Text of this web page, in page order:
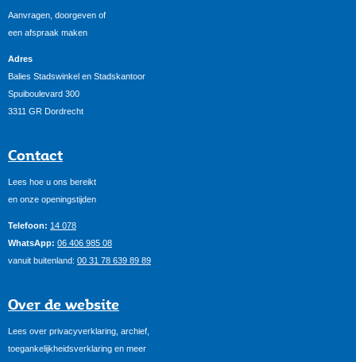
Aanvragen, doorgeven of
een afspraak maken
Adres
Balies Stadswinkel en Stadskantoor
Spuiboulevard 300
3311 GR Dordrecht
Contact
Lees hoe u ons bereikt
en onze openingstijden
Telefoon: 14 078
WhatsApp: 06 406 985 08
vanuit buitenland: 00 31 78 639 89 89
Over de website
Lees over privacyverklaring, archief,
toegankelijkheidsverklaring en meer